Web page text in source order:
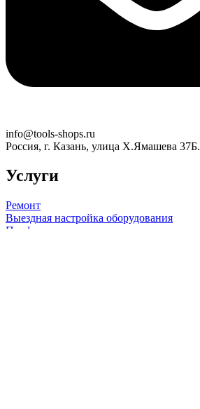
info@tools-shops.ru
Россия, г. Казань, улица Х.Ямашева 37Б.
Услуги
Ремонт
Выездная настройка оборудования
Профилактика